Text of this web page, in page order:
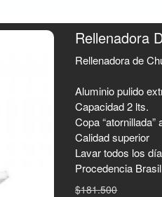
Rellenadora
Rellenadora de
Aluminio pulido
Capacidad 2 lts.
Copa
Calidad superior
Lavar todos los
Procedencia
$181.500